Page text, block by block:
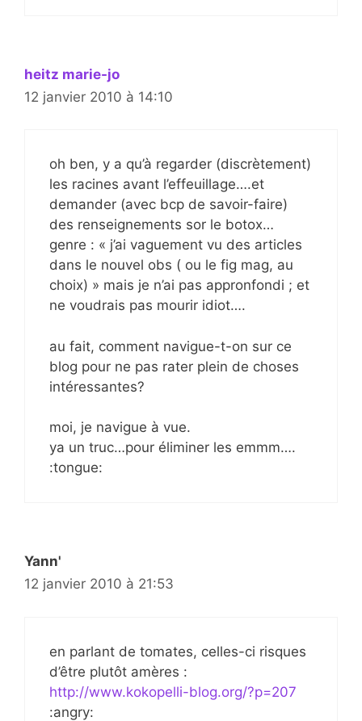
heitz marie-jo
12 janvier 2010 à 14:10
oh ben, y a qu’à regarder (discrètement)
les racines avant l’effeuillage….et
demander (avec bcp de savoir-faire)
des renseignements sor le botox…
genre : « j’ai vaguement vu des articles
dans le nouvel obs ( ou le fig mag, au
choix) » mais je n’ai pas appronfondi ; et
ne voudrais pas mourir idiot….
au fait, comment navigue-t-on sur ce
blog pour ne pas rater plein de choses
intéressantes?
moi, je navigue à vue.
ya un truc…pour éliminer les emmm….
:tongue:
Yann'
12 janvier 2010 à 21:53
en parlant de tomates, celles-ci risques
d’être plutôt amères :
http://www.kokopelli-blog.org/?p=207
:angry: